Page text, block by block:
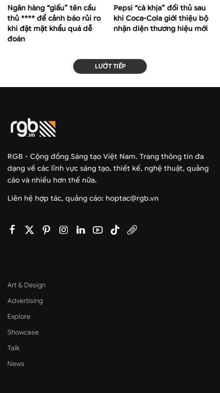
Ngân hàng “giấu” tên cầu
thủ **** để cảnh báo rủi ro
khi đặt mật khẩu quá dễ
đoán
Pepsi “cà khịa” đối thủ sau
khi Coca-Cola giới thiệu bộ
nhận diện thương hiệu mới
LƯỚT TIẾP
RGB - Cộng đồng Sáng tạo Việt Nam. Trang thông tin đa
dạng về các lĩnh vực sáng tạo, thiết kế, nghệ thuật, quảng
cáo và nhiều hơn thế nữa.
Liên hệ hợp tác, quảng cáo: hoptac@rgb.vn
Art & Design
Advertising
Explore
Showcase
Talk
News